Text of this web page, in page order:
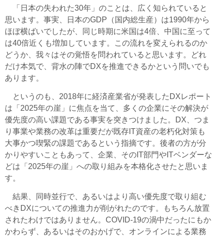
「日本の失われた30年」のことは、広く知られていると
思います。事実、日本のGDP（国内総生産）は1990年から
ほぼ横ばいでしたが、同じ時期に米国は4倍、中国に至って
は40倍近くも増加しています。この流れを変えられるのか
どうか、我々はその覚悟を問われていると思います。どれ
だけ本気で、背水の陣でDXを推進できるかという問いでも
あります。
というのも、2018年に経済産業省が発表したDXレポート
は「2025年の崖」に焦点を当て、多くの企業にその解決が
優先度の高い課題である事実を突きつけました。DX、つま
り事業や業務の改革は重要だが既存IT資産の老朽化対策も
大事かつ喫緊の課題であるという指摘です。後者の方が分
かりやすいこともあって、企業、そのIT部門やITベンダーな
どは「2025年の崖」への取り組みを本格化させたと思いま
す。
結果、同時並行で、あるいはより高い優先度で取り組む
べきDXについての推進力が削がれたのです。もちろん放置
されたわけではありません。COVID-19の渦中だったにもか
かわらず、あるいはそのおかげで、オンラインによる業務